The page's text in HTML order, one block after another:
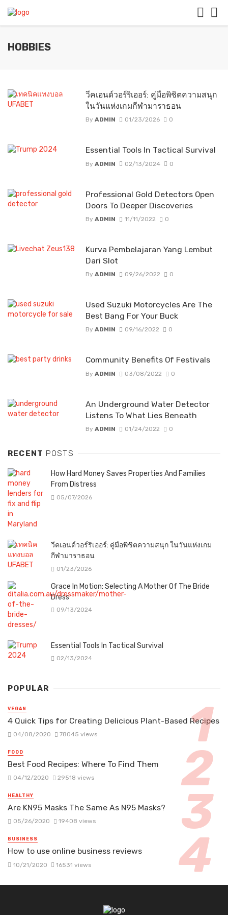
HOBBIES
วีคเอนด์วอร์ริเออร์: คู่มือพิชิตความสนุก
ในวันแห่งเกมกีฬามาราธอน
By ADMIN 01/23/2026 0
Essential Tools In Tactical Survival
By ADMIN 02/13/2024 0
Professional Gold Detectors Open
Doors To Deeper Discoveries
By ADMIN 11/11/2022 0
Kurva Pembelajaran Yang Lembut
Dari Slot
By ADMIN 09/26/2022 0
Used Suzuki Motorcycles Are The
Best Bang For Your Buck
By ADMIN 09/16/2022 0
Community Benefits Of Festivals
By ADMIN 03/08/2022 0
An Underground Water Detector
Listens To What Lies Beneath
By ADMIN 01/24/2022 0
RECENT POSTS
How Hard Money Saves Properties And Families
From Distress
05/07/2026
วีคเอนด์วอร์ริเออร์: คู่มือพิชิตความสนุก ในวันแห่งเกม
กีฬามาราธอน
01/23/2026
Grace In Motion: Selecting A Mother Of The Bride
Dress
09/13/2024
Essential Tools In Tactical Survival
02/13/2024
POPULAR
VEGAN
4 Quick Tips for Creating Delicious Plant-Based Recipes
04/08/2020 78045 views
FOOD
Best Food Recipes: Where To Find Them
04/12/2020 29518 views
HEALTHY
Are KN95 Masks The Same As N95 Masks?
05/26/2020 19408 views
BUSINESS
How to use online business reviews
10/21/2020 16531 views